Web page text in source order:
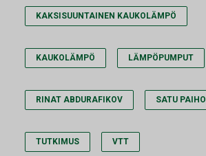
KAKSISUUNTAINEN KAUKOLÄMPÖ
KAUKOLÄMPÖ LÄMPÖPUMPUT
RINAT ABDURAFIKOV SATU PAIHO
TUTKIMUS VTT